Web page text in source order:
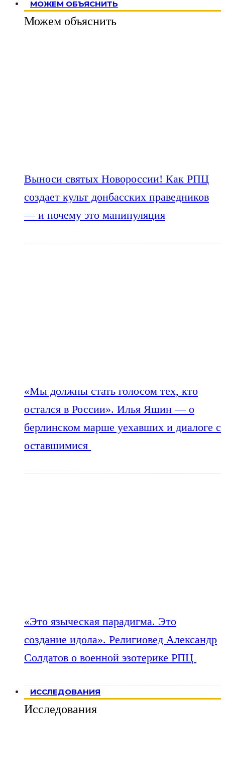
МОЖЕМ ОБЪЯСНИТЬ
Можем объяснить
Выноси святых Новороссии! Как РПЦ
создает культ донбасских праведников
— и почему это манипуляция
«Мы должны стать голосом тех, кто
остался в России». Илья Яшин — о
берлинском марше уехавших и диалоге с
оставшимися
«Это языческая парадигма. Это
создание идола». Религиовед Александр
Солдатов о военной эзотерике РПЦ
ИССЛЕДОВАНИЯ
Исследования